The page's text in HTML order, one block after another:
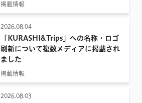
掲載情報
2026.08.04
「KURASHI&Trips」への名称・ロゴ
刷新について複数メディアに掲載され
ました
掲載情報
2026.08.03